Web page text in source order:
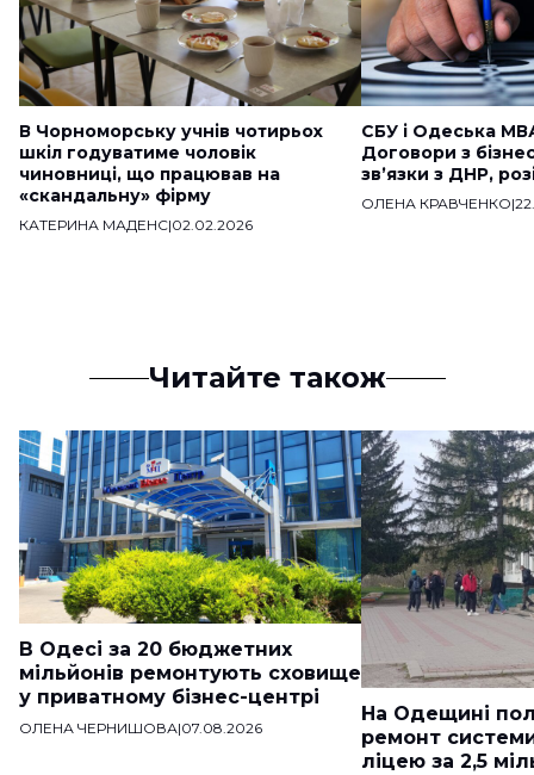
В Чорноморську учнів чотирьох
шкіл годуватиме чоловік
чиновниці, що працював на
«скандальну» фірму
КАТЕРИНА МАДЕНС|02.02.2026
СБУ і Одеська
Договори з
звʼязки з ДНР,
ОЛЕНА КРАВЧЕНКО|
Читайте також
В Одесі за 20 бюджетних
мільйонів ремонтують сховище
у приватному бізнес-центрі
ОЛЕНА ЧЕРНИШОВА|07.08.2026
На Одещині
ремонт
ліцею за 2,5